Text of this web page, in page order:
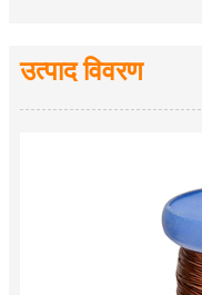
उत्पाद विवरण